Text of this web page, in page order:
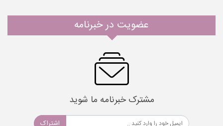
عضویت در خبرنامه
مشترک خبرنامه ما شوید
اشتراک